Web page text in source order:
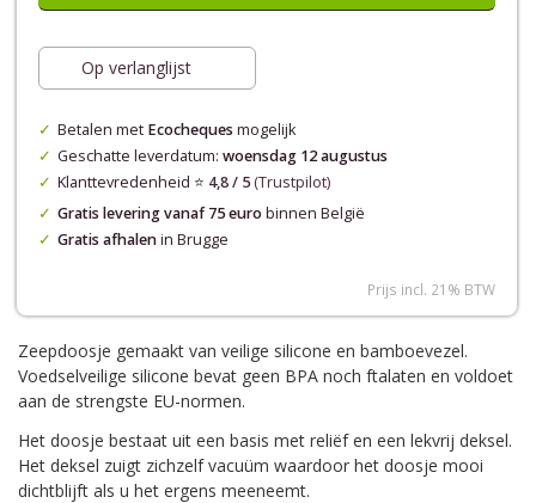
Op verlanglijst
Betalen met Ecocheques mogelijk
Geschatte leverdatum: woensdag 12 augustus
Klanttevredenheid ⭐️ 4,8 / 5(Trustpilot)
Gratis levering vanaf 75 eurobinnen België
Gratis afhalenin Brugge
Prijs incl. 21% BTW
Zeepdoosje gemaakt van veilige silicone en bamboevezel.
Voedselveilige silicone bevat geen BPA noch ftalaten en voldoet
aan de strengste EU-normen.
Het doosje bestaat uit een basis met reliëf en een lekvrij deksel.
Het deksel zuigt zichzelf vacuüm waardoor het doosje mooi
dichtblijft als u het ergens meeneemt.